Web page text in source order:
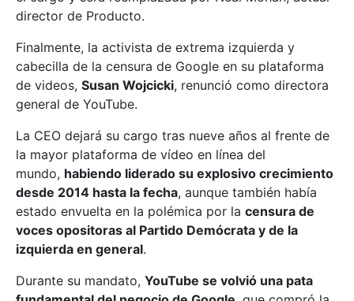
director de Producto.
Finalmente, la activista de extrema izquierda y
cabecilla de la censura de Google en su plataforma
de videos, Susan Wojcicki, renunció como directora
general de YouTube.
La CEO dejará su cargo tras nueve años al frente de
la mayor plataforma de vídeo en línea del
mundo, habiendo liderado su explosivo crecimiento
desde 2014 hasta la fecha, aunque también había
estado envuelta en la polémica por la censura de
voces opositoras al Partido Demócrata y de la
izquierda en general.
Durante su mandato, YouTube se volvió una pata